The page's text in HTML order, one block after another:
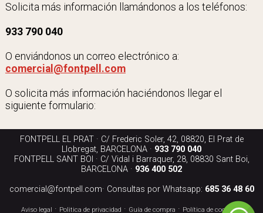
Solicita más información llamándonos a los teléfonos:
933 790 040
O enviándonos un correo electrónico a:
comercial@fontpell.com
O solicita más información haciéndonos llegar el
siguiente formulario:
FONTPELL EL PRAT · C/ Frederic Soler, 42, 08820, El Prat de
Llobregat, BARCELONA · 933 790 040
FONTPELL SANT BOI · C/ Vidal i Barraquer, 28, 08830 Sant Boi,
BARCELONA · 936 400 502
comercial@fontpell.com· Consultas por Whatsapp: 685 36 48 60
Aviso legal · Politica de privacidad · Guía de compra · Política de cookies·